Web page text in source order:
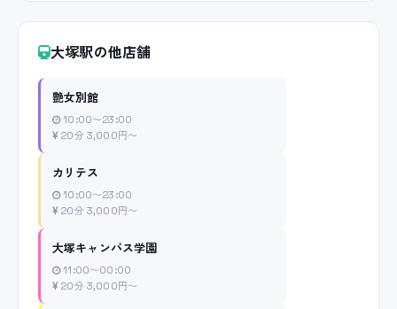
大塚駅の他店舗
艶女別館
10:00〜23:00
20分 3,000円〜
カリテス
10:00〜23:00
20分 3,000円〜
大塚キャンパス学園
11:00〜00:00
20分 3,000円〜